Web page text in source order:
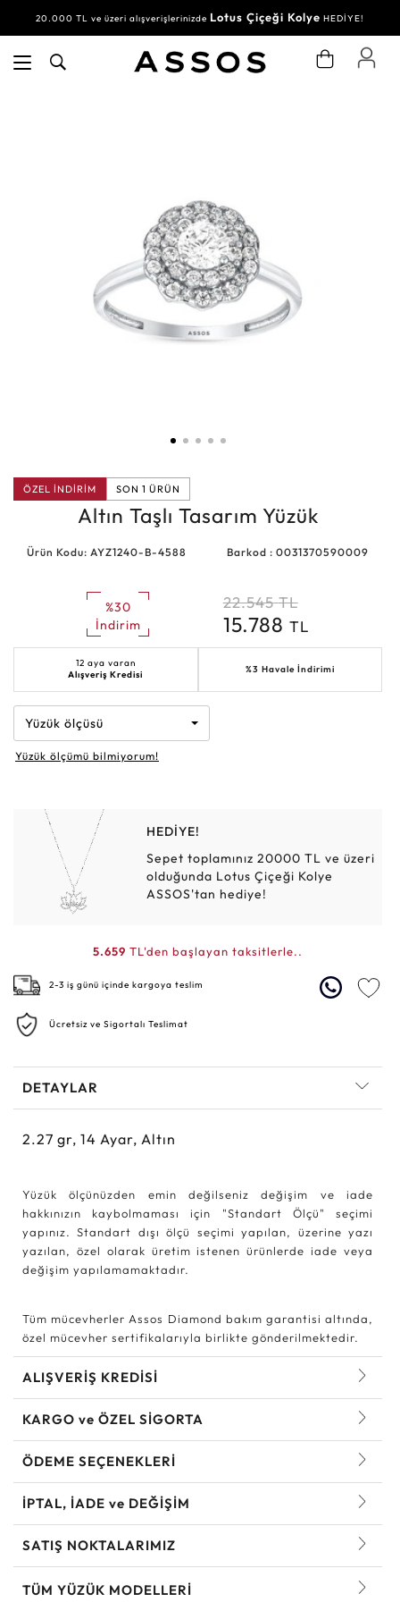
20.000 TL ve üzeri alışverişlerinizde Lotus Çiçeği Kolye HEDİYE!
ÖZEL İNDİRİM SON 1 ÜRÜN
Altın Taşlı Tasarım Yüzük
Ürün Kodu: AYZ1240-B-4588 Barkod : 0031370590009
%30
İndirim
22.545 TL
15.788 TL
12 aya varan
Alışveriş Kredisi
%3 Havale İndirimi
Yüzük ölçüsü
Yüzük ölçümü bilmiyorum!
HEDİYE!
Sepet toplamınız 20000 TL ve üzeri
olduğunda Lotus Çiçeği Kolye
ASSOS'tan hediye!
5.659 TL'den başlayan taksitlerle..
2-3 iş günü içinde kargoya teslim
Ücretsiz ve Sigortalı Teslimat
DETAYLAR
2.27 gr, 14 Ayar, Altın
Yüzük ölçünüzden emin değilseniz değişim ve iade
hakkınızın kaybolmaması için "Standart Ölçü" seçimi
yapınız. Standart dışı ölçü seçimi yapılan, üzerine yazı
yazılan, özel olarak üretim istenen ürünlerde iade veya
değişim yapılamamaktadır.
Tüm mücevherler Assos Diamond bakım garantisi altında,
özel mücevher sertifikalarıyla birlikte gönderilmektedir.
ALIŞVERİŞ KREDİSİ
KARGO ve ÖZEL SİGORTA
ÖDEME SEÇENEKLERİ
İPTAL, İADE ve DEĞİŞİM
SATIŞ NOKTALARIMIZ
TÜM YÜZÜK MODELLERI